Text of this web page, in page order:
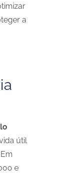
a
útil
e